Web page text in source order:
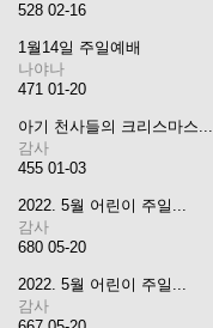
528 02-16
1월14일 주일예배
나야나
471 01-20
아기 천사들의 크리스마스...
감사
455 01-03
2022. 5월 어린이 주일...
감사
680 05-20
2022. 5월 어린이 주일...
감사